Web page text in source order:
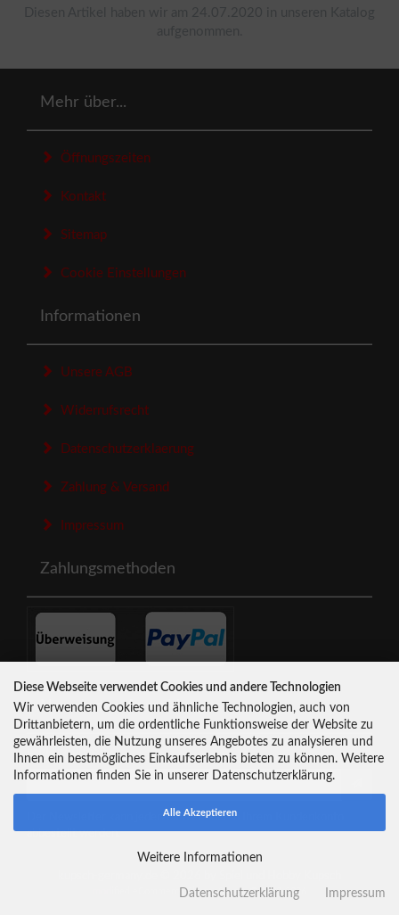
Mehr über...
Öffnungszeiten
Kontakt
Sitemap
Cookie Einstellungen
Informationen
Unsere AGB
Widerrufsrecht
Datenschutzerklaerung
Zahlung & Versand
Impressum
Zahlungsmethoden
Newsletter-Anmeldung
E-Mail-Adresse:
Der Newsletter kann jederzeit hier oder in Ihrem Kundenkonto
abbestellt werden.
ified eCommerce Shopsoftware © 2009-2026
Diese Webseite verwendet Cookies und andere Technologien
Wir verwenden Cookies und ähnliche Technologien, auch von
Drittanbietern, um die ordentliche Funktionsweise der Website zu
gewährleisten, die Nutzung unseres Angebotes zu analysieren und
Ihnen ein bestmögliches Einkaufserlebnis bieten zu können. Weitere
Informationen finden Sie in unserer Datenschutzerklärung.
Alle Akzeptieren
Weitere Informationen
Datenschutzerklärung Impressum